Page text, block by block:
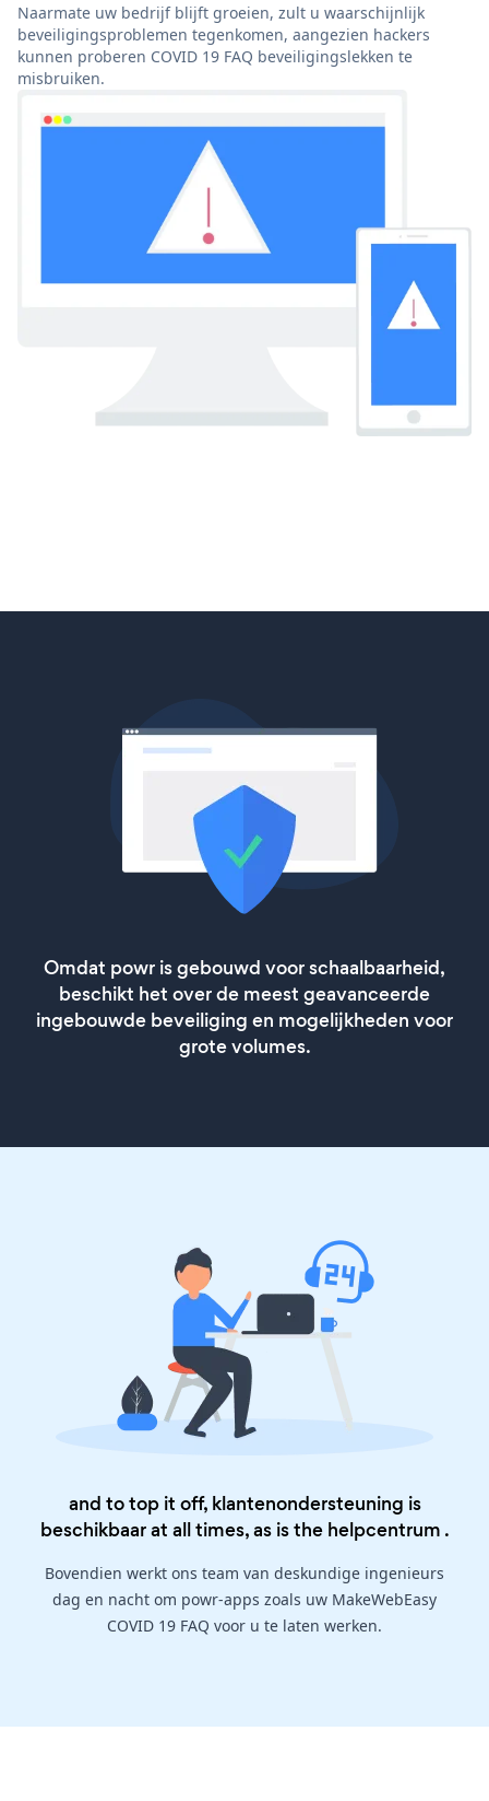
Naarmate uw bedrijf blijft groeien, zult u waarschijnlijk
beveiligingsproblemen tegenkomen, aangezien hackers
kunnen proberen COVID 19 FAQ beveiligingslekken te
misbruiken.
Omdat powr is gebouwd voor schaalbaarheid,
beschikt het over de meest geavanceerde
ingebouwde beveiliging en mogelijkheden voor
grote volumes.
and to top it off, klantenondersteuning is
beschikbaar at all times, as is the helpcentrum .
Bovendien werkt ons team van deskundige ingenieurs
dag en nacht om powr-apps zoals uw MakeWebEasy
COVID 19 FAQ voor u te laten werken.